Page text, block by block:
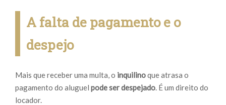
A falta de pagamento e o
despejo
Mais que receber uma multa, o inquilinoque atrasa o
pagamento do aluguel pode ser despejado. É um direito do
locador.